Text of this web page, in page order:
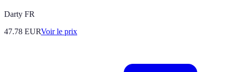
Darty FR
47.78 EURVoir le prix